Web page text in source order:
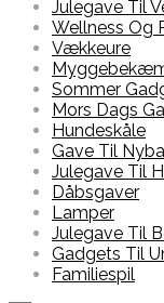
Julegave Til
Wellness Og
Vækkeure
Sommer
Mors Dags
Hundeskåle
Gave Til
Julegave Til
Dåbsgaver
Lamper
Julegave Til
Gadgets Til
Familiespil